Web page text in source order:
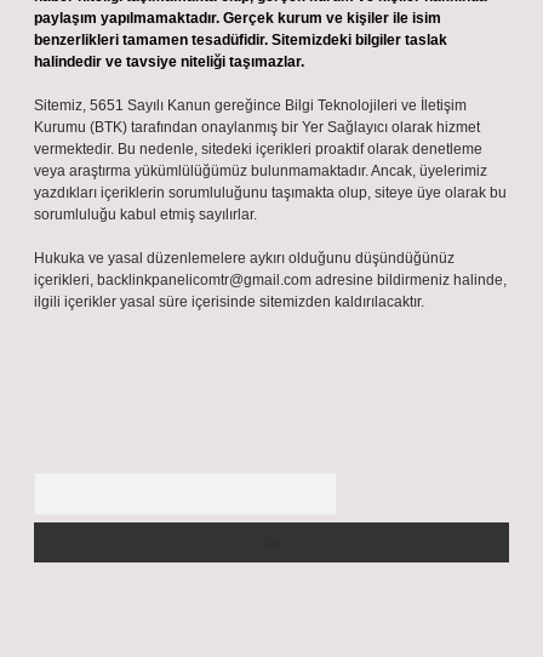
paylaşım yapılmamaktadır. Gerçek kurum ve kişiler ile isim
benzerlikleri tamamen tesadüfidir. Sitemizdeki bilgiler taslak
halindedir ve tavsiye niteliği taşımazlar.
Sitemiz, 5651 Sayılı Kanun gereğince Bilgi Teknolojileri ve İletişim
Kurumu (BTK) tarafından onaylanmış bir Yer Sağlayıcı olarak hizmet
vermektedir. Bu nedenle, sitedeki içerikleri proaktif olarak denetleme
veya araştırma yükümlülüğümüz bulunmamaktadır. Ancak, üyelerimiz
yazdıkları içeriklerin sorumluluğunu taşımakta olup, siteye üye olarak bu
sorumluluğu kabul etmiş sayılırlar.
Hukuka ve yasal düzenlemelere aykırı olduğunu düşündüğünüz
içerikleri, backlinkpanelicomtr@gmail.com adresine bildirmeniz halinde,
ilgili içerikler yasal süre içerisinde sitemizden kaldırılacaktır.